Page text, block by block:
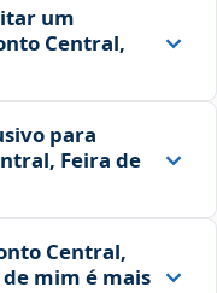
um
Central,
para
Feira de
Central,
de mim é mais